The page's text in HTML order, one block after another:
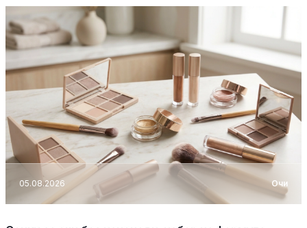
05.08.2026 Очи